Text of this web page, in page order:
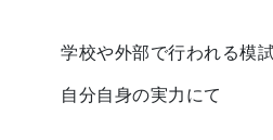
学校や外部で行われる模
自分自身の実力にて